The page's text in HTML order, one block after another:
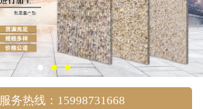
服务热线：15998731668